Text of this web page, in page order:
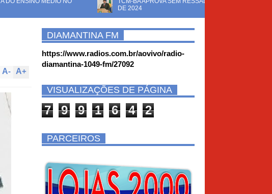
A+
A-
DIAMANTINA FM
https://www.radios.com.br/aovivo/radio-
diamantina-1049-fm/27092
VISUALIZAÇÕES DE PÁGINA
7 9 9 1 6 4 2
PARCEIROS